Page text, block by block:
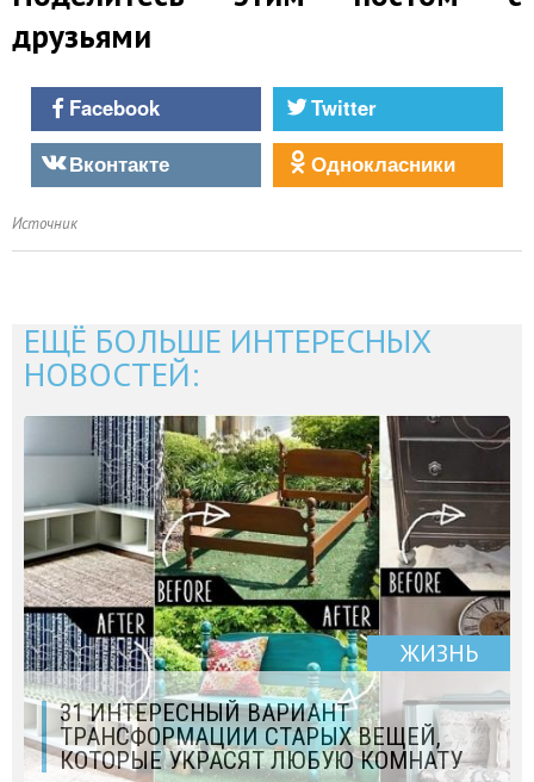
друзьями
Facebook
Twitter
Вконтакте
Однокласники
Источник
ЕЩЁ БОЛЬШЕ ИНТЕРЕСНЫХ
НОВОСТЕЙ:
ЖИЗНЬ
31 ИНТЕРЕСНЫЙ ВАРИАНТ
ТРАНСФОРМАЦИИ СТАРЫХ ВЕЩЕЙ,
КОТОРЫЕ УКРАСЯТ ЛЮБУЮ КОМНАТУ